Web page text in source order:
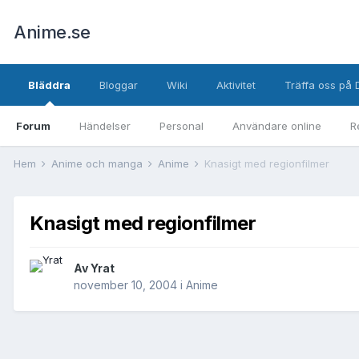
Anime.se
Bläddra
Forum Händelser Personal Användare online
Bloggar Wiki Aktivitet Träffa oss på
Hem Anime och manga Anime Knasigt med regionfilmer
Knasigt med regionfilmer
AvYrat
november 10, 2004 i Anime